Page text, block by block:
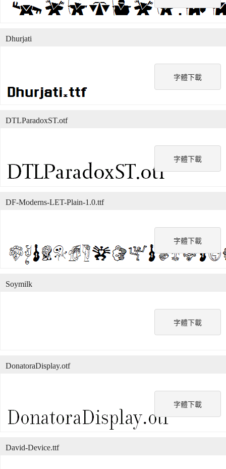
字體下載
Dhurjati
字體下載
DTLParadoxST.otf
字體下載
DF-Moderns-LET-Plain-1.0.ttf
字體下載
Soymilk
字體下載
DonatoraDisplay.otf
David-Device.ttf